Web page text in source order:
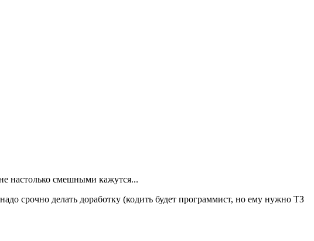
настолько смешными кажутся...
срочно делать доработку (кодить будет программист, но ему нужно ТЗ